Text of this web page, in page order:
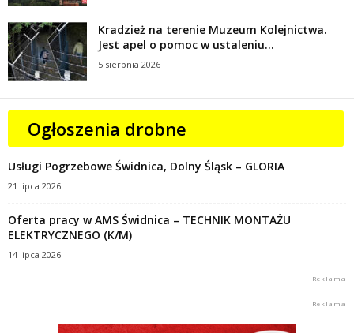
Kradzież na terenie Muzeum Kolejnictwa.
Jest apel o pomoc w ustaleniu...
5 sierpnia 2026
Ogłoszenia drobne
Usługi Pogrzebowe Świdnica, Dolny Śląsk – GLORIA
21 lipca 2026
Oferta pracy w AMS Świdnica – TECHNIK MONTAŻU
ELEKTRYCZNEGO (K/M)
14 lipca 2026